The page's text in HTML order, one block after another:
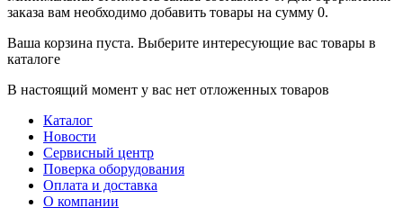
заказа вам необходимо добавить товары на сумму 0.
Ваша корзина пуста. Выберите интересующие вас товары в
каталоге
В настоящий момент у вас нет отложенных товаров
Каталог
Новости
Сервисный центр
Поверка оборудования
Оплата и доставка
О компании